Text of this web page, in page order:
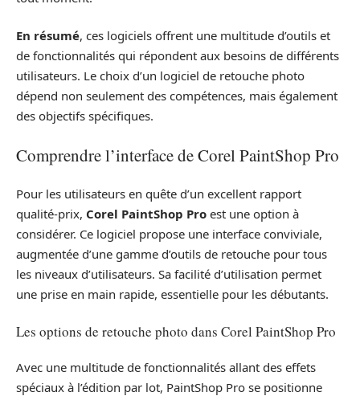
En résumé, ces logiciels offrent une multitude d’outils et
de fonctionnalités qui répondent aux besoins de différents
utilisateurs. Le choix d’un logiciel de retouche photo
dépend non seulement des compétences, mais également
des objectifs spécifiques.
Comprendre l’interface de Corel PaintShop Pro
Pour les utilisateurs en quête d’un excellent rapport
qualité-prix, Corel PaintShop Pro est une option à
considérer. Ce logiciel propose une interface conviviale,
augmentée d’une gamme d’outils de retouche pour tous
les niveaux d’utilisateurs. Sa facilité d’utilisation permet
une prise en main rapide, essentielle pour les débutants.
Les options de retouche photo dans Corel PaintShop Pro
Avec une multitude de fonctionnalités allant des effets
spéciaux à l’édition par lot, PaintShop Pro se positionne